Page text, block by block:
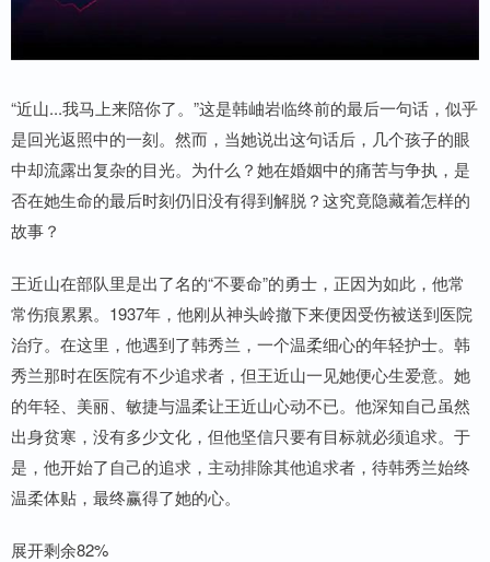
“近山...我马上来陪你了。”这是韩岫岩临终前的最后一句话，似乎
是回光返照中的一刻。然而，当她说出这句话后，几个孩子的眼
中却流露出复杂的目光。为什么？她在婚姻中的痛苦与争执，是
否在她生命的最后时刻仍旧没有得到解脱？这究竟隐藏着怎样的
故事？
王近山在部队里是出了名的“不要命”的勇士，正因为如此，他常
常伤痕累累。1937年，他刚从神头岭撤下来便因受伤被送到医院
治疗。在这里，他遇到了韩秀兰，一个温柔细心的年轻护士。韩
秀兰那时在医院有不少追求者，但王近山一见她便心生爱意。她
的年轻、美丽、敏捷与温柔让王近山心动不已。他深知自己虽然
出身贫寒，没有多少文化，但他坚信只要有目标就必须追求。于
是，他开始了自己的追求，主动排除其他追求者，待韩秀兰始终
温柔体贴，最终赢得了她的心。
展开剩余82%